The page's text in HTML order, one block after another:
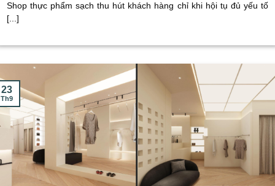
Shop thực phẩm sạch thu hút khách hàng chỉ khi hội tụ đủ yếu tố
[...]
23
Th9